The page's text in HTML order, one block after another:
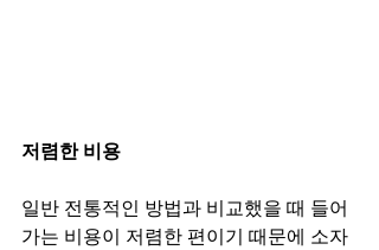
저렴한 비용
일반 전통적인 방법과 비교했을 때 들어
가는 비용이 저렴한 편이기 때문에 소자